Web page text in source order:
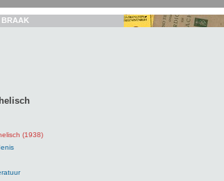
BRAAK
(1938)